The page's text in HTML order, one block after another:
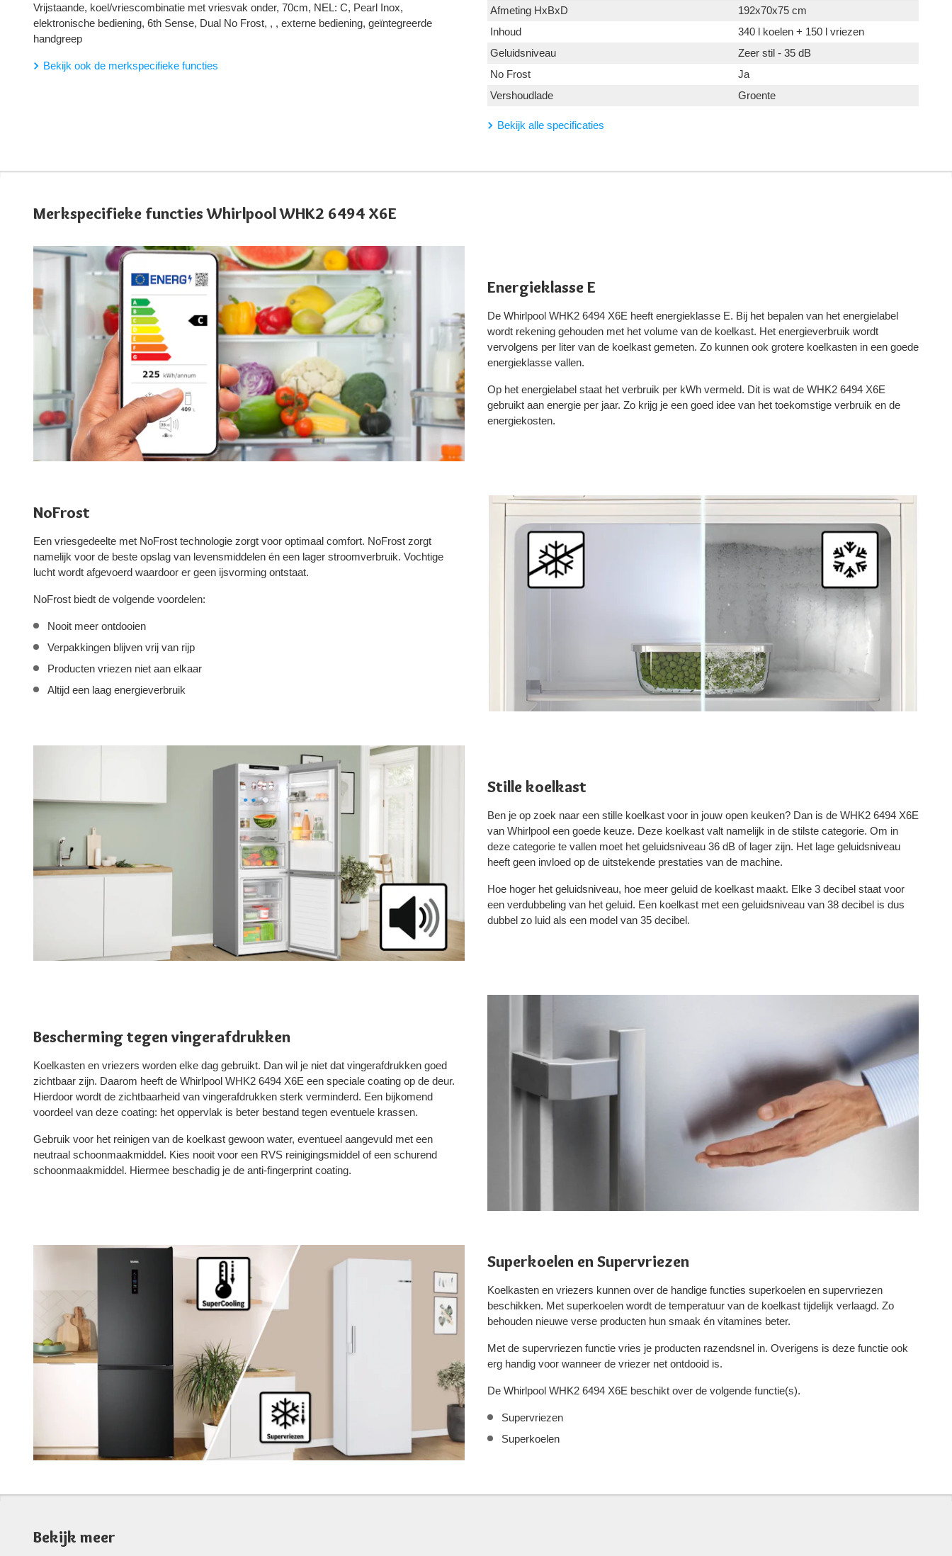
Vrijstaande, koel/vriescombinatie met vriesvak onder, 70cm, NEL: C, Pearl Inox,
elektronische bediening, 6th Sense, Dual No Frost, , , externe bediening, geïntegreerde
handgreep
Bekijk ook de merkspecifieke functies
Afmeting HxBxD
192x70x75 cm
Inhoud
340 l koelen + 150 l vriezen
Geluidsniveau
Zeer stil - 35 dB
No Frost
Ja
Vershoudlade
Groente
Bekijk alle specificaties
Merkspecifieke functies Whirlpool WHK2 6494 X6E
Energieklasse E
De Whirlpool WHK2 6494 X6E heeft energieklasse E. Bij het bepalen van het energielabel
wordt rekening gehouden met het volume van de koelkast. Het energieverbruik wordt
vervolgens per liter van de koelkast gemeten. Zo kunnen ook grotere koelkasten in een goede
energieklasse vallen.
Op het energielabel staat het verbruik per kWh vermeld. Dit is wat de WHK2 6494 X6E
gebruikt aan energie per jaar. Zo krijg je een goed idee van het toekomstige verbruik en de
energiekosten.
NoFrost
Een vriesgedeelte met NoFrost technologie zorgt voor optimaal comfort. NoFrost zorgt
namelijk voor de beste opslag van levensmiddelen én een lager stroomverbruik. Vochtige
lucht wordt afgevoerd waardoor er geen ijsvorming ontstaat.
NoFrost biedt de volgende voordelen:
Nooit meer ontdooien
Verpakkingen blijven vrij van rijp
Producten vriezen niet aan elkaar
Altijd een laag energieverbruik
Stille koelkast
Ben je op zoek naar een stille koelkast voor in jouw open keuken? Dan is de WHK2 6494 X6E
van Whirlpool een goede keuze. Deze koelkast valt namelijk in de stilste categorie. Om in
deze categorie te vallen moet het geluidsniveau 36 dB of lager zijn. Het lage geluidsniveau
heeft geen invloed op de uitstekende prestaties van de machine.
Hoe hoger het geluidsniveau, hoe meer geluid de koelkast maakt. Elke 3 decibel staat voor
een verdubbeling van het geluid. Een koelkast met een geluidsniveau van 38 decibel is dus
dubbel zo luid als een model van 35 decibel.
Bescherming tegen vingerafdrukken
Koelkasten en vriezers worden elke dag gebruikt. Dan wil je niet dat vingerafdrukken goed
zichtbaar zijn. Daarom heeft de Whirlpool WHK2 6494 X6E een speciale coating op de deur.
Hierdoor wordt de zichtbaarheid van vingerafdrukken sterk verminderd. Een bijkomend
voordeel van deze coating: het oppervlak is beter bestand tegen eventuele krassen.
Gebruik voor het reinigen van de koelkast gewoon water, eventueel aangevuld met een
neutraal schoonmaakmiddel. Kies nooit voor een RVS reinigingsmiddel of een schurend
schoonmaakmiddel. Hiermee beschadig je de anti-fingerprint coating.
Superkoelen en Supervriezen
Koelkasten en vriezers kunnen over de handige functies superkoelen en supervriezen
beschikken. Met superkoelen wordt de temperatuur van de koelkast tijdelijk verlaagd. Zo
behouden nieuwe verse producten hun smaak én vitamines beter.
Met de supervriezen functie vries je producten razendsnel in. Overigens is deze functie ook
erg handig voor wanneer de vriezer net ontdooid is.
De Whirlpool WHK2 6494 X6E beschikt over de volgende functie(s).
Supervriezen
Superkoelen
Bekijk meer